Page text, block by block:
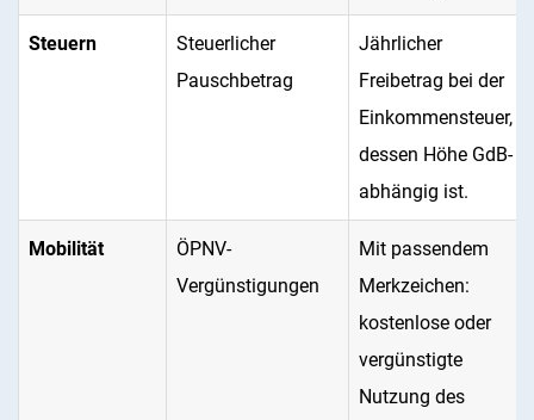
Steuern
Steuerlicher
Pauschbetrag
Jährlicher
Freibetrag bei der
Einkommensteuer,
dessen Höhe GdB-
abhängig ist.
Mobilität
ÖPNV-
Vergünstigungen
Mit passendem
Merkzeichen:
kostenlose oder
vergünstigte
Nutzung des